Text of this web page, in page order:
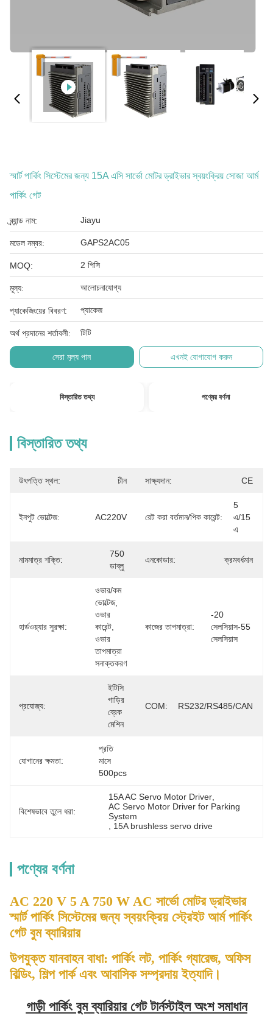
স্মার্ট পার্কিং সিস্টেমের জন্য 15A এসি সার্ভো মোটর ড্রাইভার স্বয়ংক্রিয় সোজা আর্ম
পার্কিং গেট
ব্র্যান্ড নাম: Jiayu
মডেল নম্বর: GAPS2AC05
MOQ: 2 পিসি
মূল্য: আলোচনাযোগ্য
প্যাকেজিংয়ের বিবরণ: প্যাকেজ
অর্থ প্রদানের শর্তাবলী: টিটি
সেরা মূল্য পান এখনই যোগাযোগ করুন
বিস্তারিত তথ্য পণ্যের বর্ণনা
বিস্তারিত তথ্য
উৎপত্তি স্থল: চীন সাক্ষ্যদান: CE
ইনপুট ভোল্টেজ: AC220V রেট করা বর্তমান/পিক কারেন্ট:
5
এ/15
এ
নামমাত্র শক্তি:
750
ডাব্লু
এনকোডার: ক্রমবর্ধমান
হার্ডওয়্যার সুরক্ষা:
ওভার/কম
ভোল্টেজ,
ওভার
কারেন্ট,
ওভার
তাপমাত্রা
সনাক্তকরণ
কাজের তাপমাত্রা:
-20
সেলসিয়াস-55
সেলসিয়াস
প্রযোজ্য:
ইটিসি
গাড়ির
ব্রেক
মেশিন
COM: RS232/RS485/CAN
যোগানের ক্ষমতা:
প্রতি
মাসে
500pcs
বিশেষভাবে তুলে ধরা:
15A AC Servo Motor Driver
AC Servo Motor Driver for Parking
System
15A brushless servo drive
পণ্যের বর্ণনা
AC 220 V 5 A 750 W AC সার্ভো মোটর ড্রাইভার
স্মার্ট পার্কিং সিস্টেমের জন্য স্বয়ংক্রিয় স্ট্রেইট আর্ম পার্কিং
গেট বুম ব্যারিয়ার
উপযুক্ত যানবাহন বাধা: পার্কিং লট, পার্কিং গ্যারেজ, অফিস
বিল্ডিং, শিল্প পার্ক এবং আবাসিক সম্প্রদায় ইত্যাদি।
গাড়ী পার্কিং বুম ব্যারিয়ার গেট টার্নস্টাইল অংশ সমাধান